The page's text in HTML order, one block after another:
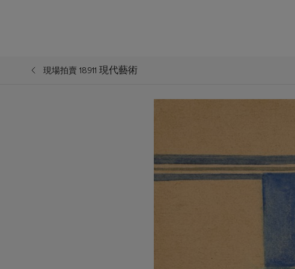
現場拍賣 18911 現代藝術